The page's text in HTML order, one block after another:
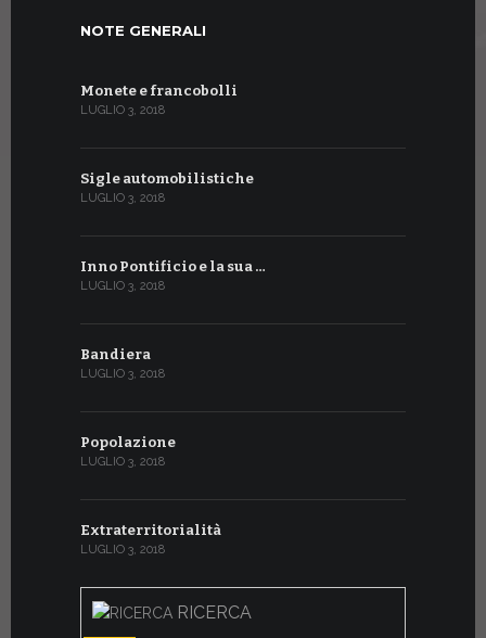
NOTE GENERALI
Monete e francobolli
LUGLIO 3, 2018
Sigle automobilistiche
LUGLIO 3, 2018
Inno Pontificio e la sua …
LUGLIO 3, 2018
Bandiera
LUGLIO 3, 2018
Popolazione
LUGLIO 3, 2018
Extraterritorialità
LUGLIO 3, 2018
RICERCA